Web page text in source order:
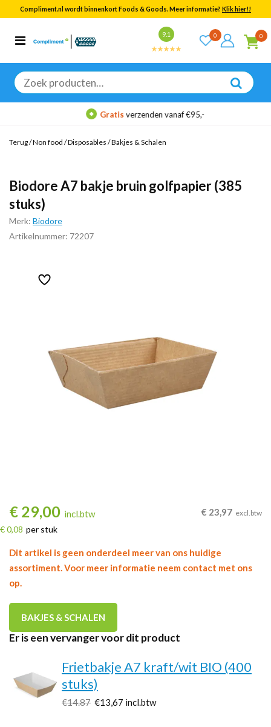
Compliment.nl wordt binnenkort Foods & Goods. Meer informatie? Klik hier!!
9.1 0 0
Zoeken
naar:
Categorieën
Bekijk alle resultaten
Gratisverzenden vanaf €95,-
Terug/Non food /Disposables /Bakjes & Schalen
Biodore A7 bakje bruin golfpapier (385
stuks)
Merk: Biodore
Artikelnummer: 72207
€ 29,00 incl.btw
€ 0,08 per stuk
€ 23,97 excl.btw
Dit artikel is geen onderdeel meer van ons huidige
assortiment. Voor meer informatie neem contact met ons
op.
BAKJES & SCHALEN
Er is een vervanger voor dit product
Frietbakje A7 kraft/wit BIO (400
stuks)
€14.87 €13,67 incl.btw